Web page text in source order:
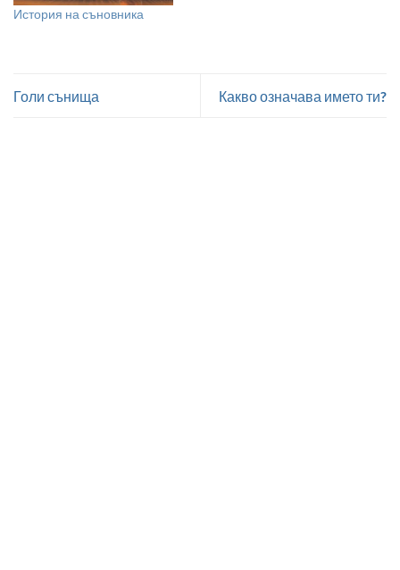
История на съновника
Голи сънища Какво означава името ти?